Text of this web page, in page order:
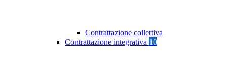
Contrattazione collettiva
Contrattazione integrativa 10